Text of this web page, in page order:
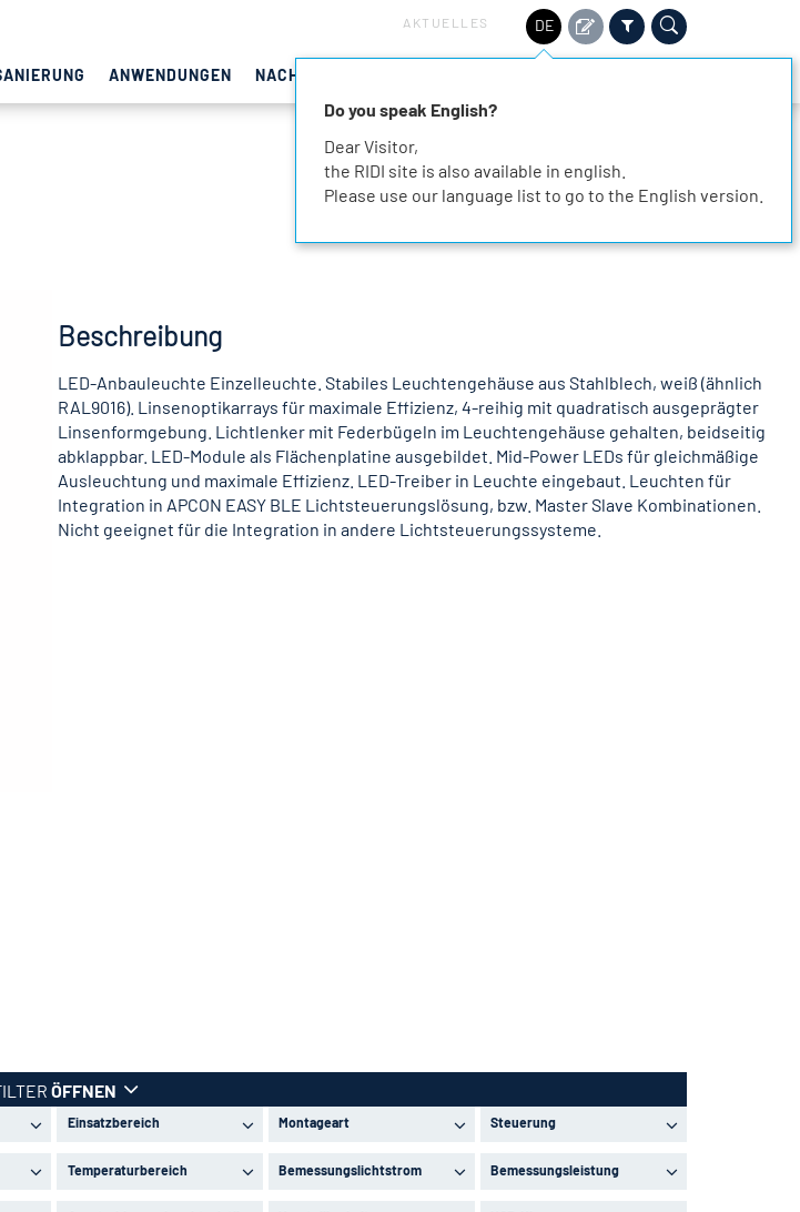
AKTUELLES DE
ANWENDUNGEN NACHHALTIGKEIT
Beschreibung
LED-Anbauleuchte Einzelleuchte. Stabiles Leuchtengehäuse aus Stahlblech, weiß (ähnlich
RAL9016). Linsenoptikarrays für maximale Effizienz, 4-reihig mit quadratisch ausgeprägter
Linsenformgebung. Lichtlenker mit Federbügeln im Leuchtengehäuse gehalten, beidseitig
abklappbar. LED-Module als Flächenplatine ausgebildet. Mid-Power LEDs für gleichmäßige
Ausleuchtung und maximale Effizienz. LED-Treiber in Leuchte eingebaut. Leuchten für
Integration in APCON EASY BLE Lichtsteuerungslösung, bzw. Master Slave Kombinationen.
Nicht geeignet für die Integration in andere Lichtsteuerungssysteme.
ÖFFNEN
Einsatzbereich Montageart Steuerung
Temperaturbereich Bemessungslichtstrom Bemessungsleistung
Do you speak English?
Dear Visitor,
the RIDI site is also available in english.
Please use our language list to go to the English version.